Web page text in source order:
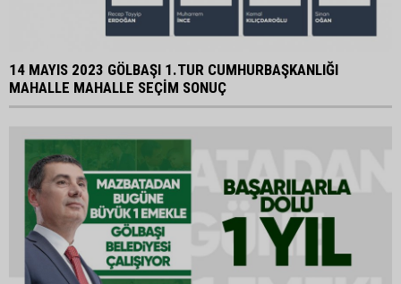
14 MAYIS 2023 GÖLBAŞI 1.TUR CUMHURBAŞKANLIĞI
MAHALLE MAHALLE SEÇİM SONUÇ